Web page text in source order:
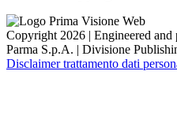
Copyright 2026 | Engineered
Parma S.p.A. | Divisione
Disclaimer trattamento dati